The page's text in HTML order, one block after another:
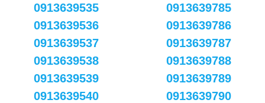
0913639535
0913639536
0913639537
0913639538
0913639539
0913639540
0913639785
0913639786
0913639787
0913639788
0913639789
0913639790